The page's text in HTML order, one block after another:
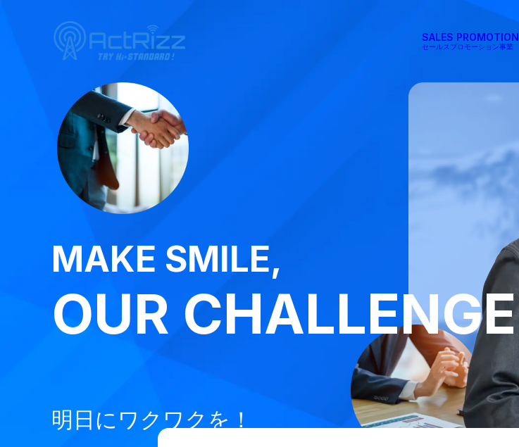
SALES PROMOTION
セールスプロモーション事業
MAKE SMILE,
OUR CHALLENGE
明日にワクワクを！